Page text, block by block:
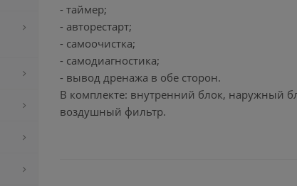
- таймер;
- авторестарт;
- самоочистка;
- самодиагностика;
- вывод дренажа в обе сторон.
В комплекте: внутренний блок, наружный
воздушный фильтр.